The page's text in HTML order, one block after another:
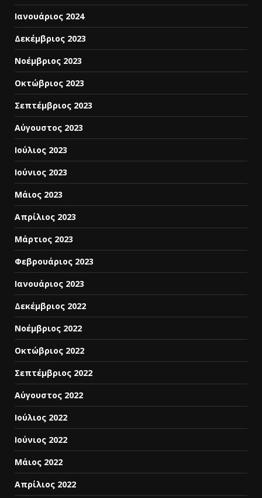
Ιανουάριος 2024
Δεκέμβριος 2023
Νοέμβριος 2023
Οκτώβριος 2023
Σεπτέμβριος 2023
Αύγουστος 2023
Ιούλιος 2023
Ιούνιος 2023
Μάιος 2023
Απρίλιος 2023
Μάρτιος 2023
Φεβρουάριος 2023
Ιανουάριος 2023
Δεκέμβριος 2022
Νοέμβριος 2022
Οκτώβριος 2022
Σεπτέμβριος 2022
Αύγουστος 2022
Ιούλιος 2022
Ιούνιος 2022
Μάιος 2022
Απρίλιος 2022